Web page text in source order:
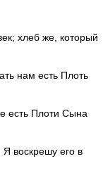
хлеб же, который
нам есть Плоть
есть Плоти Сына
воскрешу его в